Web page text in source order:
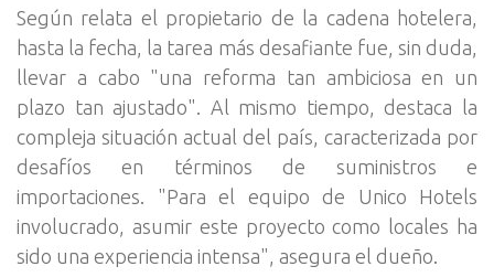
Según relata el propietario de la cadena hotelera,
hasta la fecha, la tarea más desafiante fue, sin duda,
llevar a cabo "una reforma tan ambiciosa en un
plazo tan ajustado". Al mismo tiempo, destaca la
compleja situación actual del país, caracterizada por
desafíos en términos de suministros e
importaciones. "Para el equipo de Unico Hotels
involucrado, asumir este proyecto como locales ha
sido una experiencia intensa", asegura el dueño.